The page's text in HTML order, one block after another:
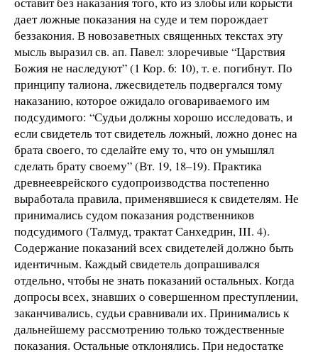
дает ложные показания на суде и тем порождает
беззакония. В новозаветных священных текстах эту
мысль выразил св. ап. Павел: злоречивые “Царствия
Божия не наследуют” (1 Кор. 6: 10), т. е. погибнут. По
принципу талиона, лжесвидетель подвергался тому
наказанию, которое ожидало оговариваемого им
подсудимого: “Судьи должны хорошо исследовать, и
если свидетель тот свидетель ложный, ложно донес на
брата своего, то сделайте ему то, что он умышлял
сделать брату своему” (Вт. 19, 18–19). Практика
древнееврейского судопроизводства постепенно
выработала правила, применявшиеся к свидетелям. Не
принимались судом показания родственников
подсудимого (Талмуд, трактат Санхедрин, III. 4).
Содержание показаний всех свидетелей должно быть
идентичным. Каждый свидетель допрашивался
отдельно, чтобы не знать показаний остальных. Когда
допросы всех, знавших о совершенном преступлении,
заканчивались, судьи сравнивали их. Принимались к
дальнейшему рассмотрению только тождественные
показания. Остальные отклонялись. При недостатке